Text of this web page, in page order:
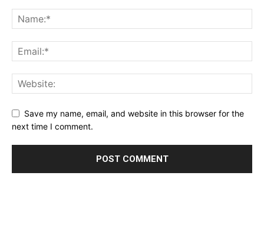
Save my name, email, and website in this browser for the
next time I comment.